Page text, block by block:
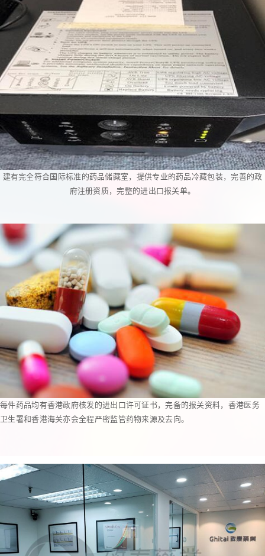
建有完全符合国际标准的药品储藏室，提供专业的药品冷藏包装，完善的政
府注册资质，完整的进出口报关单。
每件药品均有香港政府核发的进出口许可证书，完备的报关资料，香港医务
卫生署和香港海关亦会全程严密监管药物来源及去向。